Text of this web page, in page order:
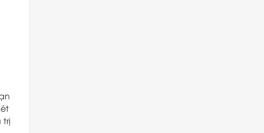
trị